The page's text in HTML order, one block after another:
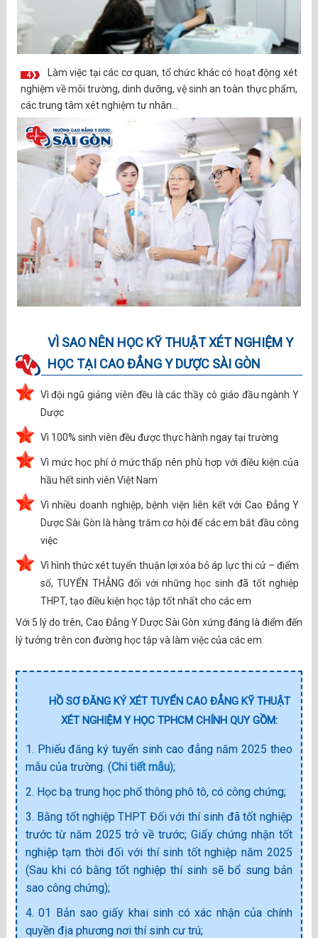
4
Làm việc tại các cơ quan, tổ chức khác có hoạt động xét
nghiệm về môi trường, dinh dưỡng, vệ sinh an toàn thực phẩm,
các trung tâm xét nghiệm tư nhân…
V.
VÌ SAO NÊN HỌC KỸ THUẬT XÉT NGHIỆM Y
HỌC TẠI CAO ĐẲNG Y DƯỢC SÀI GÒN
Vì đội ngũ giảng viên đều là các thầy cô giáo đầu ngành Y
Dược
Vì 100% sinh viên đều được thực hành ngay tại trường
Vì mức học phí ở mức thấp nên phù hợp với điều kiện của
hầu hết sinh viên Việt Nam
Vì nhiều doanh nghiệp, bệnh viện liên kết với Cao Đẳng Y
Dược Sài Gòn là hàng trăm cơ hội để các em bắt đầu công
việc
Vì hình thức xét tuyển thuận lợi xóa bỏ áp lực thi cử – điểm
số, TUYỂN THẲNG đối với những học sinh đã tốt nghiệp
THPT, tạo điều kiện học tập tốt nhất cho các em
Với 5 lý do trên, Cao Đẳng Y Dược Sài Gòn xứng đáng là điểm đến
lý tưởng trên con đường học tập và làm việc của các em.
HỒ SƠ ĐĂNG KÝ XÉT TUYỂN CAO ĐẲNG KỸ THUẬT
XÉT NGHIỆM Y HỌC TPHCM CHÍNH QUY GỒM:
1. Phiếu đăng ký tuyển sinh cao đẳng năm 2025 theo
mẫu của trường. (Chi tiết mẫu);
2. Học bạ trung học phổ thông phô tô, có công chứng;
3. Bằng tốt nghiệp THPT Đối với thí sinh đã tốt nghiệp
trước từ năm 2025 trở về trước; Giấy chứng nhận tốt
nghiệp tạm thời đối với thí sinh tốt nghiệp năm 2025
(Sau khi có bằng tốt nghiệp thí sinh sẽ bổ sung bản
sao công chứng);
4. 01 Bản sao giấy khai sinh có xác nhận của chính
quyền địa phương nơi thí sinh cư trú;